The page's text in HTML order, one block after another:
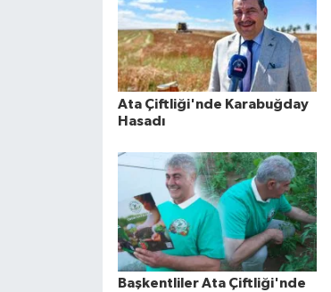
Ata Çiftliği'nde Karabuğday
Hasadı
Başkentliler Ata Çiftliği'nde